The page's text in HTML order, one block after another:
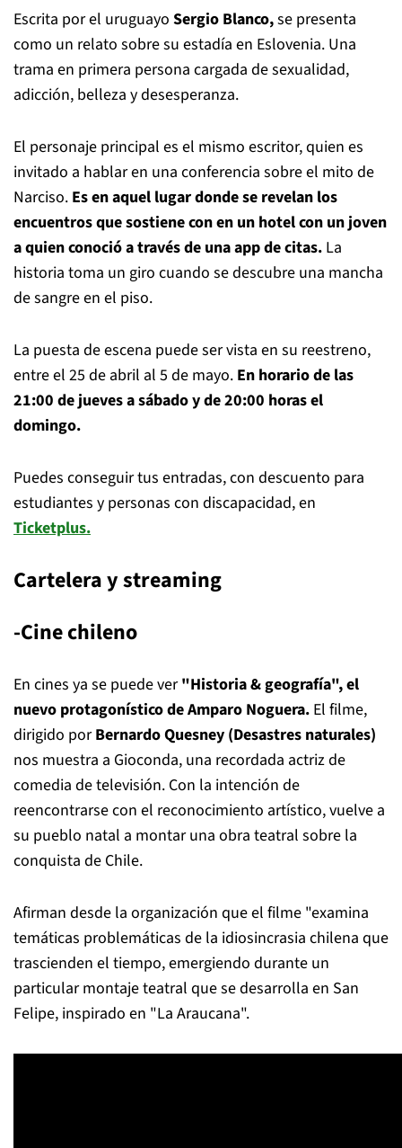
Escrita por el uruguayo Sergio Blanco,se presenta
como un relato sobre su estadía en Eslovenia. Una
trama en primera persona cargada de sexualidad,
adicción, belleza y desesperanza.
El personaje principal es el mismo escritor, quien es
invitado a hablar en una conferencia sobre el mito de
Narciso. Es en aquel lugar donde se revelan los
encuentros que sostiene con en un hotel con un joven
a quien conoció a través de una app de citas. La
historia toma un giro cuando se descubre una mancha
de sangre en el piso.
La puesta de escena puede ser vista en su reestreno,
entre el 25 de abril al 5 de mayo. En horario de las
21:00 de jueves a sábado y de 20:00 horas el
domingo.
Puedes conseguir tus entradas, con descuento para
estudiantes y personas con discapacidad, en
Ticketplus.
Cartelera y streaming
-Cine chileno
En cines ya se puede ver"Historia & geografía", el
nuevo protagonístico de Amparo Noguera. El filme,
dirigido porBernardo Quesney (Desastres naturales)
nos muestra a Gioconda, una recordada actriz de
comedia de televisión. Con la intención de
reencontrarse con el reconocimiento artístico, vuelve a
su pueblo natal a montar una obra teatral sobre la
conquista de Chile.
Afirman desde la organización que el filme "examina
temáticas problemáticas de la idiosincrasia chilena que
trascienden el tiempo, emergiendo durante un
particular montaje teatral que se desarrolla en San
Felipe, inspirado en "La Araucana".